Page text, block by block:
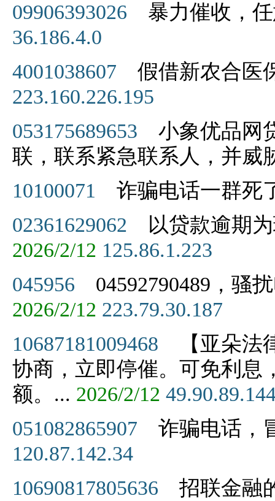
09906393026 暴力催收，
36.186.4.0
4001038607 假借新农合医
223.160.226.195
053175689653 小象优品网
联，联系紧急联系人，并威
10100071
诈骗电话一群死
02361629062 以贷款逾期为
2026/2/12 125.86.1.223
045956 04592790489，骚
2026/2/12 223.79.30.187
10687181009468 【亚朵法
协商，立即停催。可免利息
额。... 2026/2/12
051082865907 诈骗电话，
120.87.142.34
10690817805636 招联金融